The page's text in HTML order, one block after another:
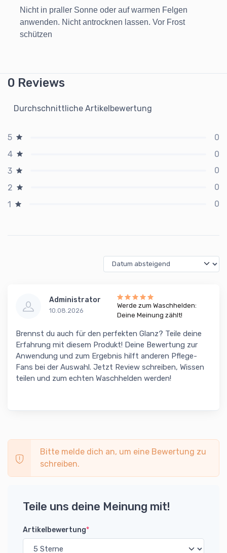
Nicht in praller Sonne oder auf warmen Felgen
anwenden. Nicht antrocknen lassen. Vor Frost
schützen
0 Reviews
Durchschnittliche Artikelbewertung
5
0
4
0
3
0
2
0
1
0
Administrator
10.08.2026
Werde zum Waschhelden:
Deine Meinung zählt!
Brennst du auch für den perfekten Glanz? Teile deine
Erfahrung mit diesem Produkt! Deine Bewertung zur
Anwendung und zum Ergebnis hilft anderen Pflege-
Fans bei der Auswahl. Jetzt Review schreiben, Wissen
teilen und zum echten Waschhelden werden!
Bitte melde dich an, um eine Bewertung zu
schreiben.
Teile uns deine Meinung mit!
Artikelbewertung*